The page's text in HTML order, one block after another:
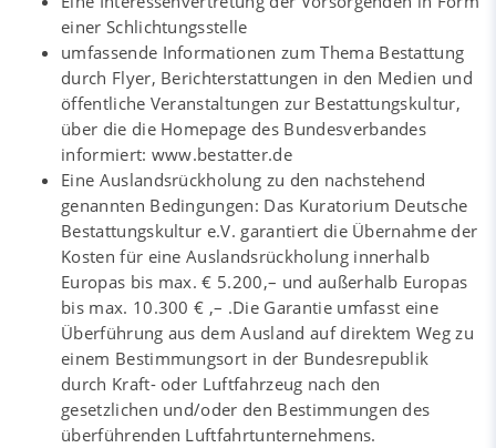
einer Schlichtungsstelle
umfassende Informationen zum Thema Bestattung
durch Flyer, Berichterstattungen in den Medien und
öffentliche Veranstaltungen zur Bestattungskultur,
über die die Homepage des Bundesverbandes
informiert: www.bestatter.de
Eine Auslandsrückholung zu den nachstehend
genannten Bedingungen: Das Kuratorium Deutsche
Bestattungskultur e.V. garantiert die Übernahme der
Kosten für eine Auslandsrückholung innerhalb
Europas bis max. € 5.200,– und außerhalb Europas
bis max. 10.300 € ,– .Die Garantie umfasst eine
Überführung aus dem Ausland auf direktem Weg zu
einem Bestimmungsort in der Bundesrepublik
durch Kraft- oder Luftfahrzeug nach den
gesetzlichen und/oder den Bestimmungen des
überführenden Luftfahrtunternehmens.